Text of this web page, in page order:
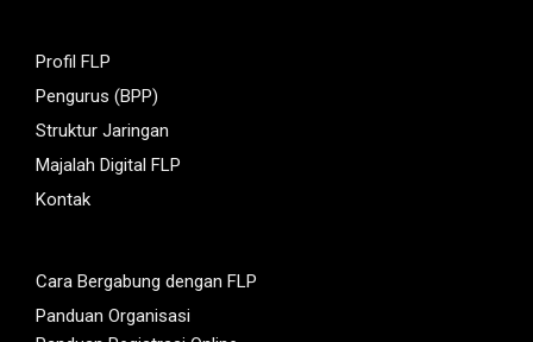
Profil FLP
Pengurus (BPP)
Struktur Jaringan
Majalah Digital FLP
Kontak
Cara Bergabung dengan FLP
Panduan Organisasi